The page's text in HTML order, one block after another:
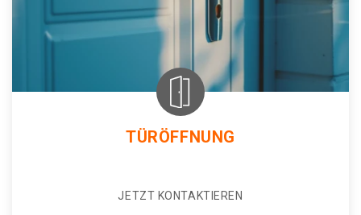
TÜRÖFFNUNG
JETZT KONTAKTIEREN